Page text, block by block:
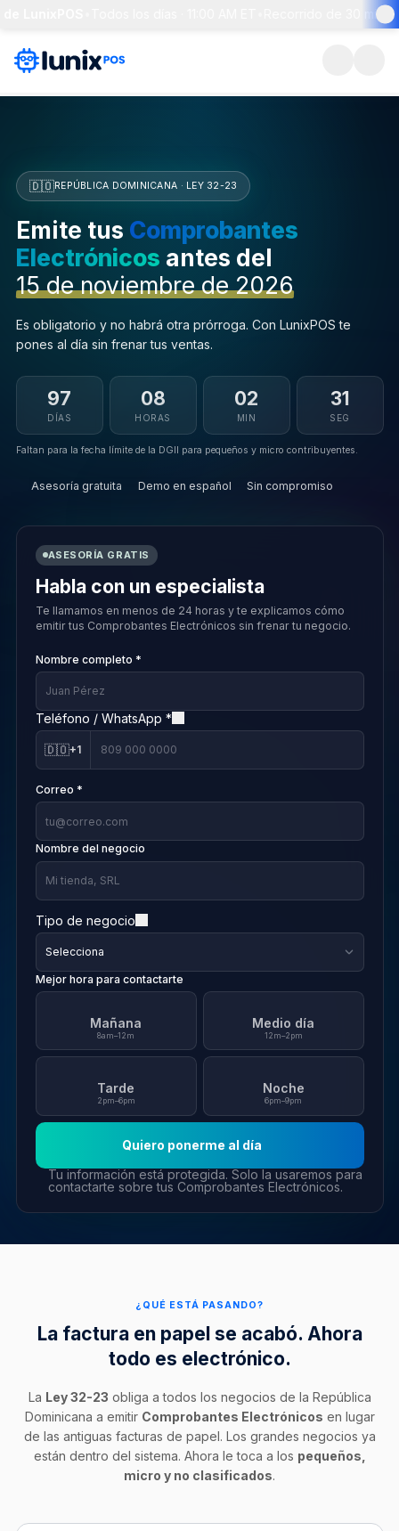
Recorrido de 30 min +
🇩🇴REPÚBLICA DOMINICANA · LEY 32-23
Emite tus Comprobantes
Electrónicos antes del
15 de noviembre de 2026
Es obligatorio y no habrá otra prórroga. Con LunixPOS te
pones al día sin frenar tus ventas.
97
DÍAS
08
HORAS
02
MIN
30
SEG
Faltan para la fecha límite de la DGII para pequeños y micro contribuyentes.
Asesoría gratuita Demo en español Sin compromiso
ASESORÍA GRATIS
Habla con un especialista
Te llamamos en menos de 24 horas y te explicamos cómo
emitir tus Comprobantes Electrónicos sin frenar tu negocio.
Nombre completo *
Teléfono / WhatsApp *
🇩🇴+1
Correo *
Nombre del negocio
Tipo de negocio
Mejor hora para contactarte
Mañana
8am–12m
Medio día
12m–2pm
Tarde
2pm–6pm
Noche
6pm–9pm
Quiero ponerme al día
Tu información está protegida. Solo la usaremos para
contactarte sobre tus Comprobantes Electrónicos.
¿QUÉ ESTÁ PASANDO?
La factura en papel se acabó. Ahora
todo es electrónico.
La Ley 32-23 obliga a todos los negocios de la República
Dominicana a emitir Comprobantes Electrónicos en lugar
de las antiguas facturas de papel. Los grandes negocios ya
están dentro del sistema. Ahora le toca a los pequeños,
micro y no clasificados.